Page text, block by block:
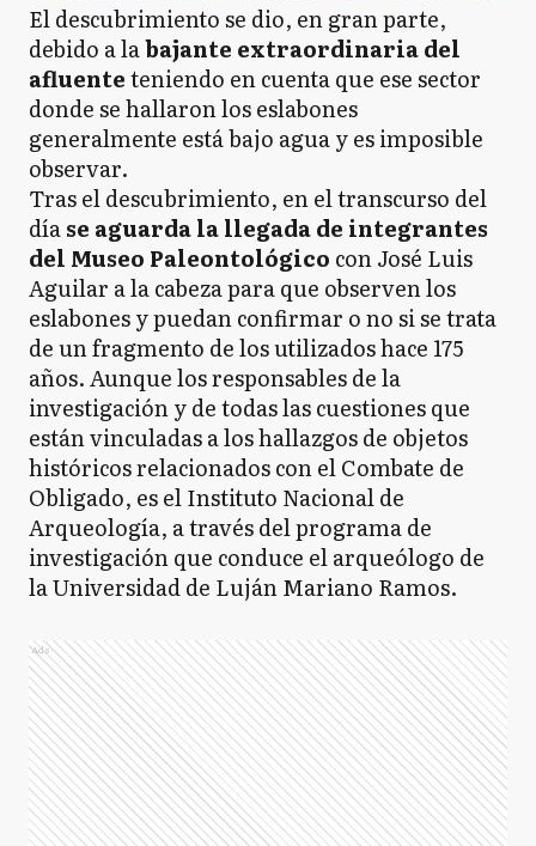
El descubrimiento se dio, en gran parte,
debido a labajante extraordinaria del
afluenteteniendo en cuenta que ese sector
donde se hallaron los eslabones
generalmente está bajo agua y es imposible
observar.
Tras el descubrimiento, en el transcurso del
díase aguarda la llegada de integrantes
del Museo Paleontológico con José Luis
Aguilar a la cabeza para que observen los
eslabones y puedan confirmar o no si se trata
de un fragmento de los utilizados hace 175
años. Aunque los responsables de la
investigación y de todas las cuestiones que
están vinculadas a los hallazgos de objetos
históricos relacionados con el Combate de
Obligado, es el Instituto Nacional de
Arqueología, a través del programa de
investigación que conduce el arqueólogo de
la Universidad de Luján Mariano Ramos.
Ads